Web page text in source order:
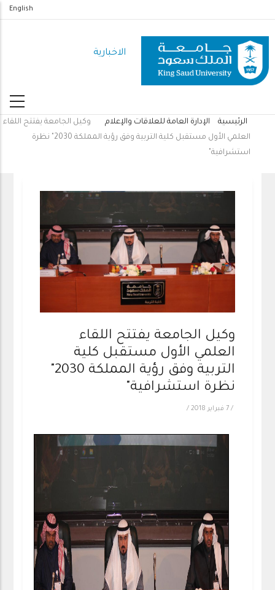
المحتوى
الرئيسي
English
الاخبارية
مسار
التنقل
الرئيسية الإدارة العامة للعلاقات والإعلام
وكيل الجامعة يفتتح اللقاء
العلمي الأول مستقبل كلية التربية وفق رؤية المملكة 2030" نظرة
استشرافية"
وكيل الجامعة يفتتح اللقاء
العلمي الأول مستقبل كلية
التربية وفق رؤية المملكة 2030"
نظرة استشرافية"
/7 فبراير 2018 /